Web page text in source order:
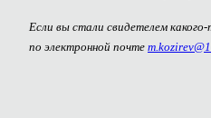
Если вы стали свидетелем
по электронной почте